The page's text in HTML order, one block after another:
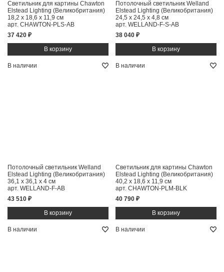
Светильник для картины Chawton
Elstead Lighting (Великобритания)
18,2 x 18,6 x 11,9 см
арт. CHAWTON-PLS-AB
37 420 ₽
Потолочный светильник Welland
Elstead Lighting (Великобритания)
24,5 x 24,5 x 4,8 см
арт. WELLAND-F-S-AB
38 040 ₽
В наличии
Потолочный светильник Welland
Elstead Lighting (Великобритания)
36,1 x 36,1 x 4 см
арт. WELLAND-F-AB
43 510 ₽
В наличии
Светильник для картины Chawton
Elstead Lighting (Великобритания)
40,2 x 18,6 x 11,9 см
арт. CHAWTON-PLM-BLK
40 790 ₽
В наличии В наличии